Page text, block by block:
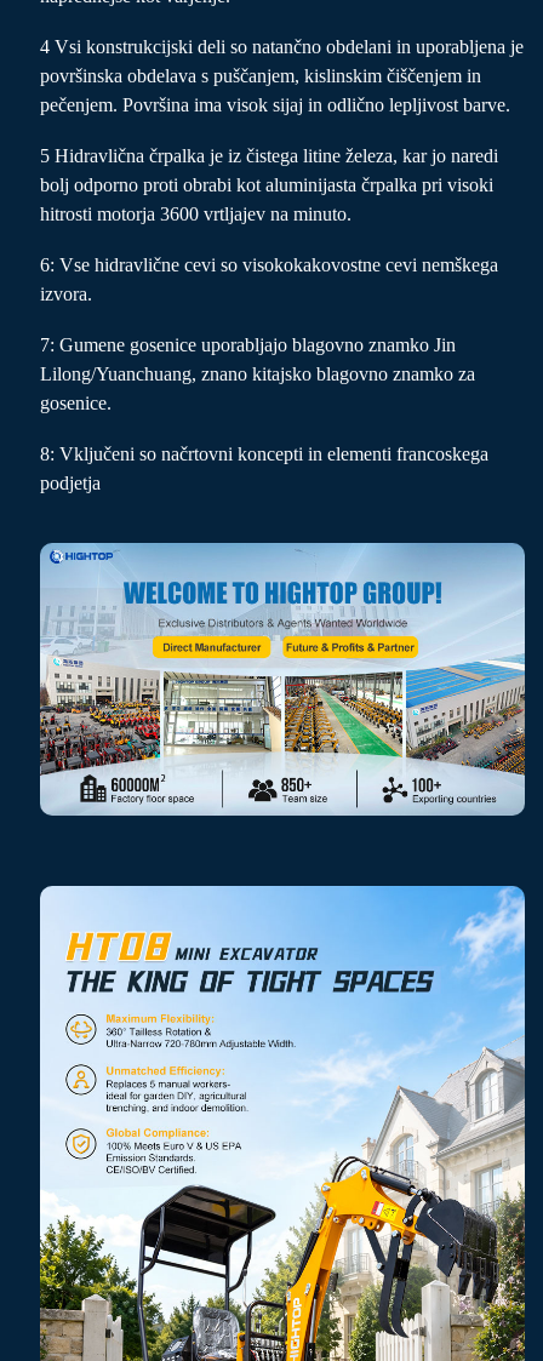
4 Vsi konstrukcijski deli so natančno obdelani in uporabljena je
površinska obdelava s puščanjem, kislinskim čiščenjem in
pečenjem. Površina ima visok sijaj in odlično lepljivost barve.
5 Hidravlična črpalka je iz čistega litine železa, kar jo naredi
bolj odporno proti obrabi kot aluminijasta črpalka pri visoki
hitrosti motorja 3600 vrtljajev na minuto.
6: Vse hidravlične cevi so visokokakovostne cevi nemškega
izvora.
7: Gumene gosenice uporabljajo blagovno znamko Jin
Lilong/Yuanchuang, znano kitajsko blagovno znamko za
gosenice.
8: Vključeni so načrtovni koncepti in elementi francoskega
podjetja